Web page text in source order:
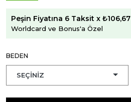
Peşin Fiyatına 6 Taksit x ₺106,67
Worldcard ve Bonus'a Özel
BEDEN